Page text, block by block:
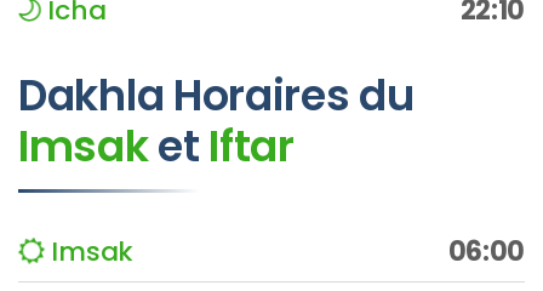
Icha
22:10
Dakhla Horaires du
Imsaket Iftar
Imsak
06:00